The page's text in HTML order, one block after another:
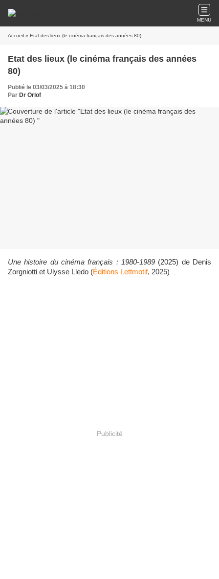
MENU
Accueil » Etat des lieux (le cinéma français des années 80)
Etat des lieux (le cinéma français des années
80)
Publié le 03/03/2025 à 18:30
Par Dr Orlof
Une histoire du cinéma français : 1980-1989 (2025) de Denis
Zorgniotti et Ulysse Lledo (Éditions Lettmotif, 2025)
Publicité